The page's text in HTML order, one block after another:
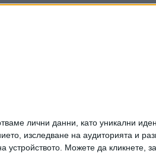
лични данни, като уникални
изследване на аудиторията и
Можете да кликнете,